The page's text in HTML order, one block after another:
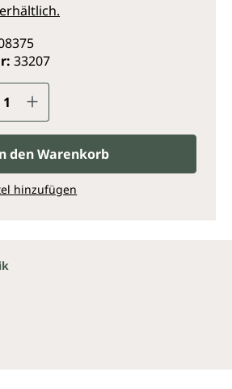
33207
Anzahl: Gib den
den Warenkorb
hinzufügen